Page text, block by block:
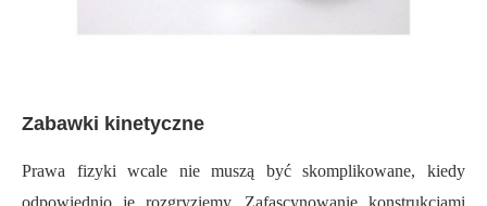
Zabawki kinetyczne
Prawa fizyki wcale nie muszą być skomplikowane, kiedy